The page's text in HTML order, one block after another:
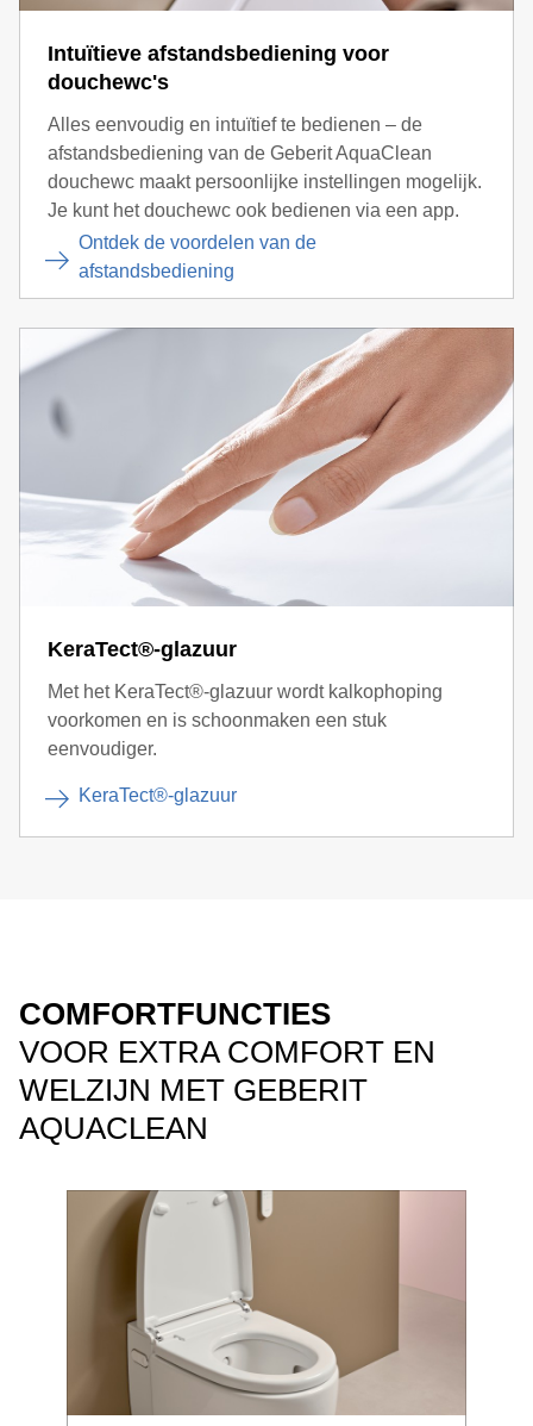
Intuïtieve afstandsbediening voor
douchewc's
Alles eenvoudig en intuïtief te bedienen – de
afstandsbediening van de Geberit AquaClean
douchewc maakt persoonlijke instellingen mogelijk.
Je kunt het douchewc ook bedienen via een app.
Ontdek de voordelen van de
afstandsbediening
KeraTect®-glazuur
Met het KeraTect®-glazuur wordt kalkophoping
voorkomen en is schoonmaken een stuk
eenvoudiger.
KeraTect®-glazuur
COMFORTFUNCTIES
VOOR EXTRA COMFORT EN
WELZIJN MET GEBERIT
AQUACLEAN